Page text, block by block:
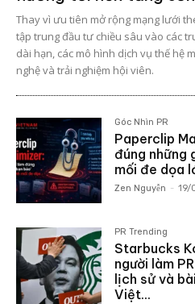
Thay vì ưu tiên mở rộng mạng lưới
tập trung đầu tư chiều sâu vào các
dài hạn, các mô hình dịch vụ thế hệ
nghệ và trải nghiệm hội viên.
Góc Nhìn PR
Paperclip
đúng những
mối đe dọa
Zen Nguyễn - 19/
PR Trending
Starbucks
người làm
lịch sử và
Việt...